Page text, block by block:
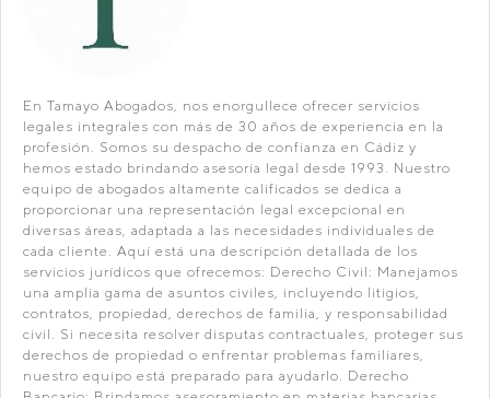
En Tamayo Abogados, nos enorgullece ofrecer servicios
legales integrales con más de 30 años de experiencia en la
profesión. Somos su despacho de confianza en Cádiz y
hemos estado brindando asesoría legal desde 1993. Nuestro
equipo de abogados altamente calificados se dedica a
proporcionar una representación legal excepcional en
diversas áreas, adaptada a las necesidades individuales de
cada cliente. Aquí está una descripción detallada de los
servicios jurídicos que ofrecemos: Derecho Civil: Manejamos
una amplia gama de asuntos civiles, incluyendo litigios,
contratos, propiedad, derechos de familia, y responsabilidad
civil. Si necesita resolver disputas contractuales, proteger sus
derechos de propiedad o enfrentar problemas familiares,
nuestro equipo está preparado para ayudarlo. Derecho